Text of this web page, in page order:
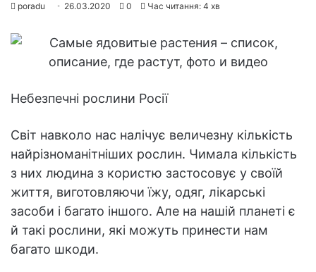
poradu 26.03.2020 0 Час читання: 4 хв
Небезпечні рослини Росії
Світ навколо нас налічує величезну кількість
найрізноманітніших рослин. Чимала кількість
з них людина з користю застосовує у своїй
життя, виготовляючи їжу, одяг, лікарські
засоби і багато іншого. Але на нашій планеті є
й такі рослини, які можуть принести нам
багато шкоди.